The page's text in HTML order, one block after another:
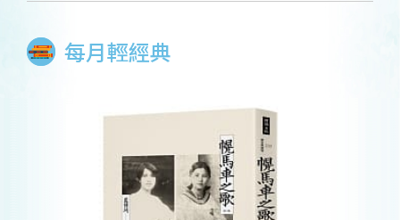
每月輕經典